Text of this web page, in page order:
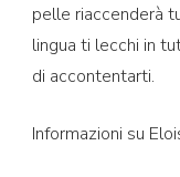
pelle riaccenderà
lingua ti lecchi in
di accontentarti.
Informazioni su